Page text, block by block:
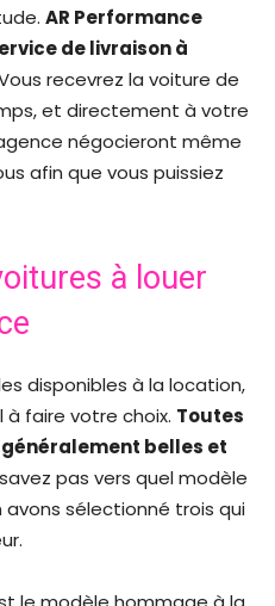
AR Performance
de livraison à
recevrez la voiture de
et directement à votre
négocieront même
afin que vous puissiez
à louer
disponibles à la location,
à faire votre choix. Toutes
belles et
pas vers quel modèle
avons sélectionné trois qui